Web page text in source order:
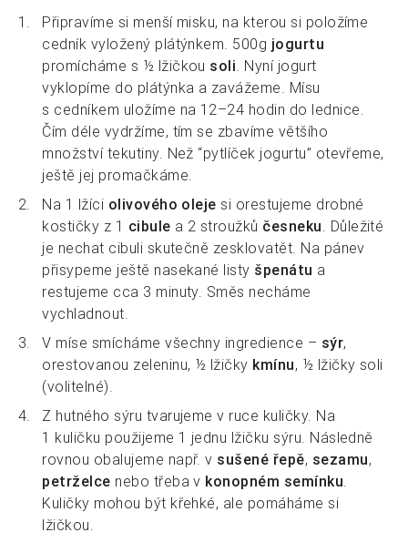
Připravíme si menší misku, na kterou si položíme
cedník vyložený plátýnkem. 500g jogurtu
promícháme s ½ lžičkou soli. Nyní jogurt
vyklopíme do plátýnka a zavážeme. Mísu
s cedníkem uložíme na 12–24 hodin do lednice.
Čím déle vydržíme, tím se zbavíme většího
množství tekutiny. Než “pytlíček jogurtu” otevřeme,
ještě jej promačkáme.
Na 1 lžíci olivového oleje si orestujeme drobné
kostičky z 1 cibule a 2 stroužků česneku. Důležité
je nechat cibuli skutečně zesklovatět. Na pánev
přisypeme ještě nasekané listy špenátu a
restujeme cca 3 minuty. Směs necháme
vychladnout.
V míse smícháme všechny ingredience – sýr,
orestovanou zeleninu, ½ lžičky kmínu, ½ lžičky soli
(volitelné).
Z hutného sýru tvarujeme v ruce kuličky. Na
1 kuličku použijeme 1 jednu lžičku sýru. Následně
rovnou obalujeme např. v sušené řepě, sezamu,
petrželce nebo třeba v konopném semínku.
Kuličky mohou být křehké, ale pomáháme si
lžičkou.